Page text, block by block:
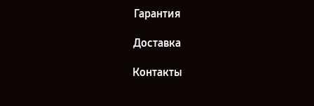
Гарантия
Доставка
Контакты